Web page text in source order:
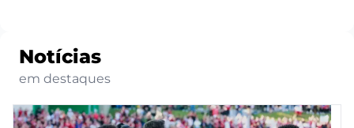
Notícias
em destaques